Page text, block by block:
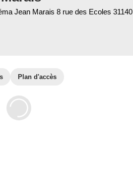
Jean Marais 8 rue des Ecoles 31140
Plan d'accès